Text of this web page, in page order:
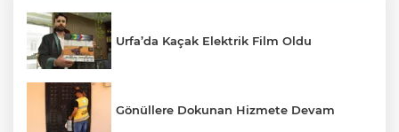
Urfa’da Kaçak Elektrik Film Oldu
Gönüllere Dokunan Hizmete Devam